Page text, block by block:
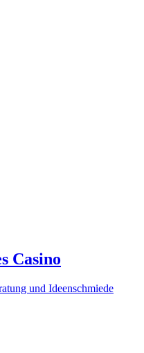
Casino
und Ideenschmiede